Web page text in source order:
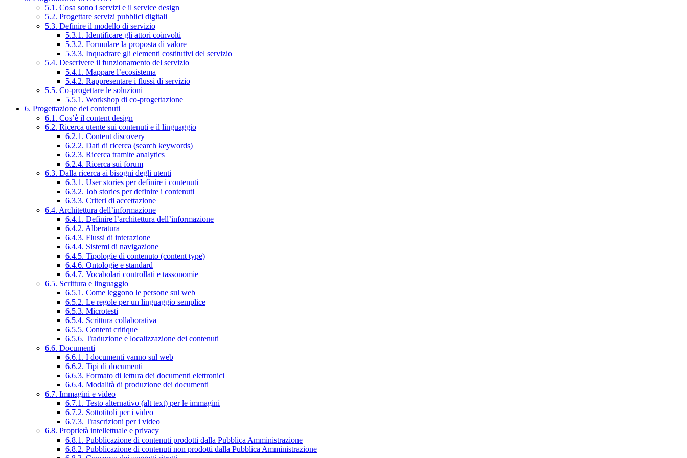
5.1. Cosa sono i servizi e il service design
5.2. Progettare servizi pubblici digitali
5.3. Definire il modello di servizio
5.3.1. Identificare gli attori coinvolti
5.3.2. Formulare la proposta di valore
5.3.3. Inquadrare gli elementi costitutivi del servizio
5.4. Descrivere il funzionamento del servizio
5.4.1. Mappare l’ecosistema
5.4.2. Rappresentare i flussi di servizio
5.5. Co-progettare le soluzioni
5.5.1. Workshop di co-progettazione
6. Progettazione dei contenuti
6.1. Cos’è il content design
6.2. Ricerca utente sui contenuti e il linguaggio
6.2.1. Content discovery
6.2.2. Dati di ricerca (search keywords)
6.2.3. Ricerca tramite analytics
6.2.4. Ricerca sui forum
6.3. Dalla ricerca ai bisogni degli utenti
6.3.1. User stories per definire i contenuti
6.3.2. Job stories per definire i contenuti
6.3.3. Criteri di accettazione
6.4. Architettura dell’informazione
6.4.1. Definire l’architettura dell’informazione
6.4.2. Alberatura
6.4.3. Flussi di interazione
6.4.4. Sistemi di navigazione
6.4.5. Tipologie di contenuto (content type)
6.4.6. Ontologie e standard
6.4.7. Vocabolari controllati e tassonomie
6.5. Scrittura e linguaggio
6.5.1. Come leggono le persone sul web
6.5.2. Le regole per un linguaggio semplice
6.5.3. Microtesti
6.5.4. Scrittura collaborativa
6.5.5. Content critique
6.5.6. Traduzione e localizzazione dei contenuti
6.6. Documenti
6.6.1. I documenti vanno sul web
6.6.2. Tipi di documenti
6.6.3. Formato di lettura dei documenti elettronici
6.6.4. Modalità di produzione dei documenti
6.7. Immagini e video
6.7.1. Testo alternativo (alt text) per le immagini
6.7.2. Sottotitoli per i video
6.7.3. Trascrizioni per i video
6.8. Proprietà intellettuale e privacy
6.8.1. Pubblicazione di contenuti prodotti dalla Pubblica Amministrazione
6.8.2. Pubblicazione di contenuti non prodotti dalla Pubblica Amministrazione